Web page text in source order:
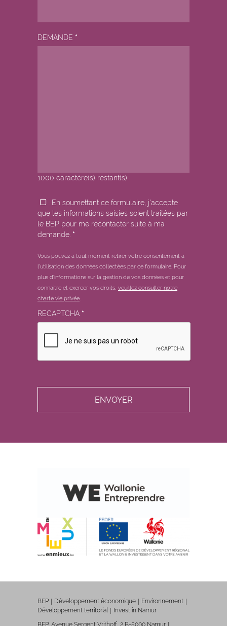
DEMANDE *
1000 caractère(s) restant(s)
En soumettant ce formulaire, j'accepte
que les informations saisies soient traitées par
le BEP pour me recontacter suite à ma
demande. *
Vous pouvez à tout moment retirer votre consentement à
l'utilisation des données collectées par ce formulaire. Pour
plus d'informations sur la gestion de vos données et pour
connaitre et exercer vos droits, veuillez consulter notre
charte vie privée
RECAPTCHA *
BEP Développement économique
Environnement
Développement territorial
Invest in Namur
BEP, Avenue Sergent Vrithoff, 2 B-5000 Namur